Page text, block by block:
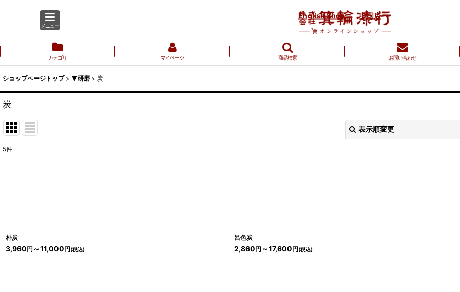
English Shop 中国店
メニュー
カテゴリ マイページ 商品検索 お問い合わせ
ショップページトップ > ▼研磨 > 炭
炭
表示順変更
5件
朴炭
3,960円 ～11,000円(税込)
呂色炭
2,860円 ～17,600円(税込)